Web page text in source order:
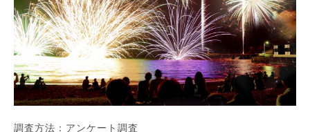
調査方法：アンケート調査